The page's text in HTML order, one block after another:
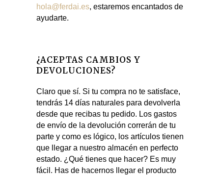
hola@ferdai.es, estaremos encantados de
ayudarte.
¿ACEPTAS CAMBIOS Y
DEVOLUCIONES?
Claro que sí. Si tu compra no te satisface,
tendrás 14 días naturales para devolverla
desde que recibas tu pedido. Los gastos
de envío de la devolución correrán de tu
parte y como es lógico, los artículos tienen
que llegar a nuestro almacén en perfecto
estado. ¿Qué tienes que hacer? Es muy
fácil. Has de hacernos llegar el producto